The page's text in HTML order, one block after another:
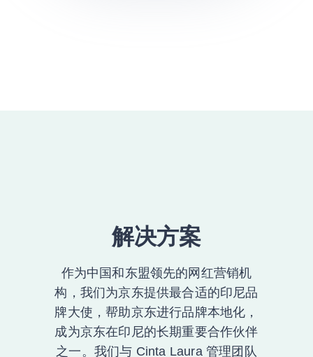
解决方案
作为中国和东盟领先的网红营销机
构，我们为京东提供最合适的印尼品
牌大使，帮助京东进行品牌本地化，
成为京东在印尼的长期重要合作伙伴
之一。我们与 Cinta Laura 管理团队